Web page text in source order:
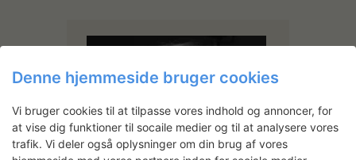
Denne hjemmeside bruger cookies
Vi bruger cookies til at tilpasse vores indhold og annoncer, for
at vise dig funktioner til socaile medier og til at analysere vores
trafik. Vi deler også oplysninger om din brug af vores